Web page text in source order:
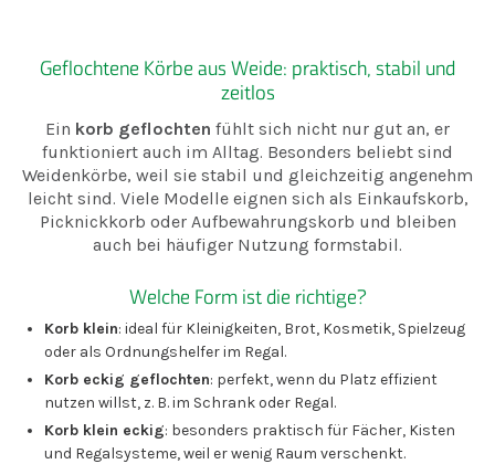
Geflochtene Körbe aus Weide: praktisch, stabil und
zeitlos
Ein korb geflochten fühlt sich nicht nur gut an, er
funktioniert auch im Alltag. Besonders beliebt sind
Weidenkörbe, weil sie stabil und gleichzeitig angenehm
leicht sind. Viele Modelle eignen sich als Einkaufskorb,
Picknickkorb oder Aufbewahrungskorb und bleiben
auch bei häufiger Nutzung formstabil.
Welche Form ist die richtige?
Korb klein: ideal für Kleinigkeiten, Brot, Kosmetik, Spielzeug
oder als Ordnungshelfer im Regal.
Korb eckig geflochten: perfekt, wenn du Platz effizient
nutzen willst, z. B. im Schrank oder Regal.
Korb klein eckig: besonders praktisch für Fächer, Kisten
und Regalsysteme, weil er wenig Raum verschenkt.